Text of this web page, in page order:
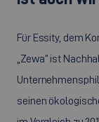
Für Essity, dem
„Zewa“ ist
seinen